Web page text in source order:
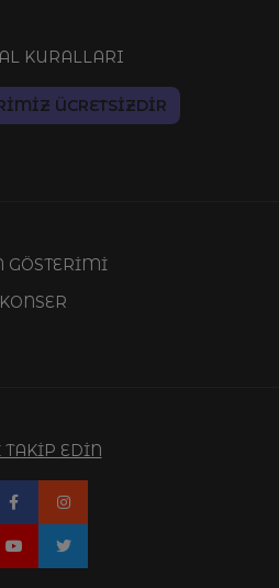
KURALLARI
ÜCRETSİZDİR
GÖSTERİMİ
KONSER
TAKİP EDİN